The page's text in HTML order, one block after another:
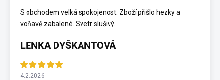
S obchodem velká spokojenost. Zboží přišlo hezky a
voňavě zabalené. Svetr slušivý.
LENKA DYŠKANTOVÁ
4.2.2026